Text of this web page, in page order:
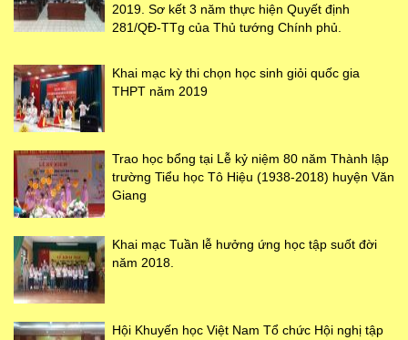
2019. Sơ kết 3 năm thực hiện Quyết định
281/QĐ-TTg của Thủ tướng Chính phủ.
Khai mạc kỳ thi chọn học sinh giỏi quốc gia
THPT năm 2019
Trao học bổng tại Lễ kỷ niệm 80 năm Thành lập
trường Tiểu học Tô Hiệu (1938-2018) huyện Văn
Giang
Khai mạc Tuần lễ hưởng ứng học tập suốt đời
năm 2018.
Hội Khuyến học Việt Nam Tổ chức Hội nghị tập